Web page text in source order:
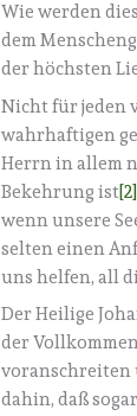
Wie werden
dem
der höchsten
Nicht für jeden
wahrhaftigen
Herrn in allem
Bekehrung ist[2]
wenn unsere
selten einen
uns helfen, all
Der Heilige
der
voranschreiten
dahin, daß